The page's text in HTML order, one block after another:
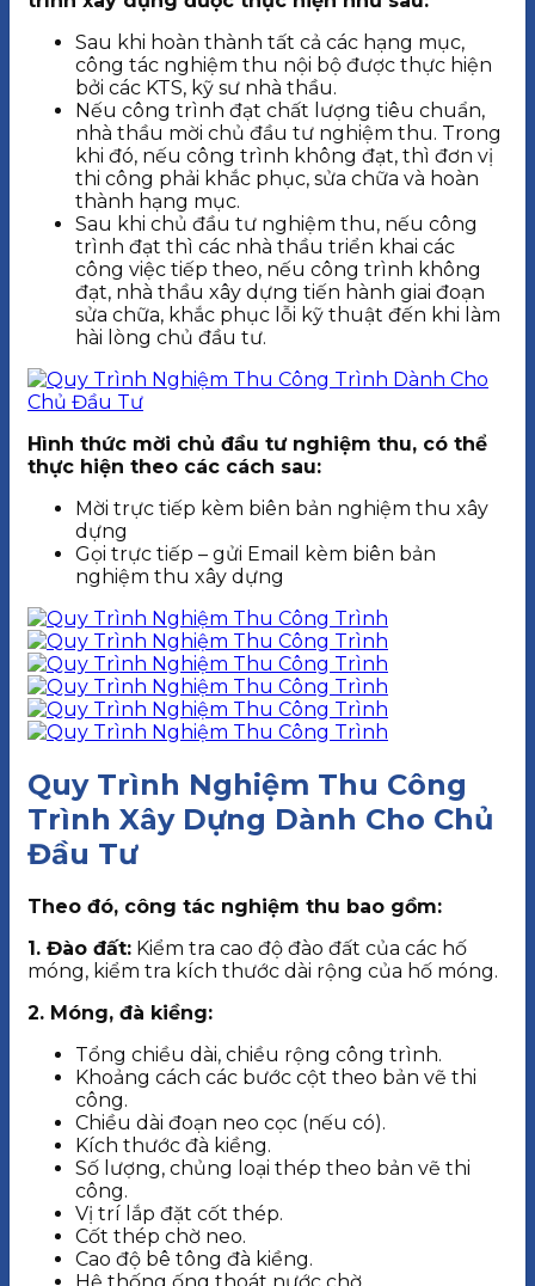
Sau khi hoàn thành tất cả các hạng mục,
công tác nghiệm thu nội bộ được thực hiện
bởi các KTS, kỹ sư nhà thầu.
Nếu công trình đạt chất lượng tiêu chuẩn,
nhà thầu mời chủ đầu tư nghiệm thu. Trong
khi đó, nếu công trình không đạt, thì đơn vị
thi công phải khắc phục, sửa chữa và hoàn
thành hạng mục.
Sau khi chủ đầu tư nghiệm thu, nếu công
trình đạt thì các nhà thầu triển khai các
công việc tiếp theo, nếu công trình không
đạt, nhà thầu xây dựng tiến hành giai đoạn
sửa chữa, khắc phục lỗi kỹ thuật đến khi làm
hài lòng chủ đầu tư.
Hình thức mời chủ đầu tư nghiệm thu, có thể
thực hiện theo các cách sau:
Mời trực tiếp kèm biên bản nghiệm thu xây
dựng
Gọi trực tiếp – gửi Email kèm biên bản
nghiệm thu xây dựng
Quy Trình Nghiệm Thu Công
Trình Xây Dựng Dành Cho Chủ
Đầu Tư
Theo đó, công tác nghiệm thu bao gồm:
1. Đào đất: Kiểm tra cao độ đào đất của các hố
móng, kiểm tra kích thước dài rộng của hố móng.
2. Móng, đà kiềng:
Tổng chiều dài, chiều rộng công trình.
Khoảng cách các bước cột theo bản vẽ thi
công.
Chiều dài đoạn neo cọc (nếu có).
Kích thước đà kiềng.
Số lượng, chủng loại thép theo bản vẽ thi
công.
Vị trí lắp đặt cốt thép.
Cốt thép chờ neo.
Cao độ bê tông đà kiềng.
Hệ thống ống thoát nước chờ.